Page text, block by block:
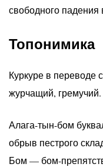
свободного падения
Топонимика
Куркуре в переводе
журчащий, гремучий.
Алага-тын-бом
обрыв пестрого
Бом — бом-